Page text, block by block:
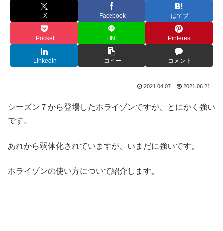
X Facebook はてブ
Pocket LINE Pinterest
LinkedIn コピー コメント
2021.04.07 2021.06.21
シーズン７から登場したホライゾンですが、とにかく強い
です。
あれから弱体化されていますが、いまだに強いです。
ホライゾンの使い方について紹介します。